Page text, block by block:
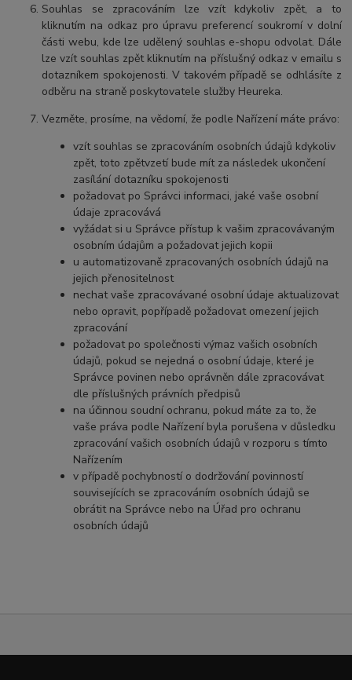
Souhlas se zpracováním lze vzít kdykoliv zpět, a to
kliknutím na odkaz pro úpravu preferencí soukromí v dolní
části webu, kde lze udělený souhlas e-shopu odvolat. Dále
lze vzít souhlas zpět kliknutím na příslušný odkaz v emailu s
dotazníkem spokojenosti. V takovém případě se odhlásíte z
odběru na straně poskytovatele služby Heureka.
Vezměte, prosíme, na vědomí, že podle Nařízení máte právo:
vzít souhlas se zpracováním osobních údajů kdykoliv
zpět, toto zpětvzetí bude mít za následek ukončení
zasílání dotazníku spokojenosti
požadovat po Správci informaci, jaké vaše osobní
údaje zpracovává
vyžádat si u Správce přístup k vašim zpracovávaným
osobním údajům a požadovat jejich kopii
u automatizovaně zpracovaných osobních údajů na
jejich přenositelnost
nechat vaše zpracovávané osobní údaje aktualizovat
nebo opravit, popřípadě požadovat omezení jejich
zpracování
požadovat po společnosti výmaz vašich osobních
údajů, pokud se nejedná o osobní údaje, které je
Správce povinen nebo oprávněn dále zpracovávat
dle příslušných právních předpisů
na účinnou soudní ochranu, pokud máte za to, že
vaše práva podle Nařízení byla porušena v důsledku
zpracování vašich osobních údajů v rozporu s tímto
Nařízením
v případě pochybností o dodržování povinností
souvisejících se zpracováním osobních údajů se
obrátit na Správce nebo na Úřad pro ochranu
osobních údajů